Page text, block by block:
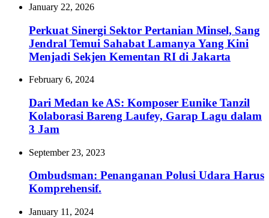
January 22, 2026
Perkuat Sinergi Sektor Pertanian Minsel, Sang
Jendral Temui Sahabat Lamanya Yang Kini
Menjadi Sekjen Kementan RI di Jakarta
February 6, 2024
Dari Medan ke AS: Komposer Eunike Tanzil
Kolaborasi Bareng Laufey, Garap Lagu dalam
3 Jam
September 23, 2023
Ombudsman: Penanganan Polusi Udara Harus
Komprehensif.
January 11, 2024